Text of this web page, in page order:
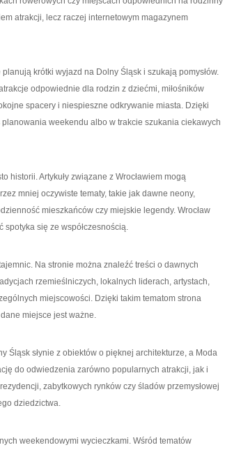
atrakcji, lecz raczej internetowym magazynem
krótki wyjazd na Dolny Śląsk i szukają pomysłów.
odpowiednie dla rodzin z dziećmi, miłośników
spacery i niespieszne odkrywanie miasta. Dzięki
weekendu albo w trakcie szukania ciekawych
historii. Artykuły związane z Wrocławiem mogą
mniej oczywiste tematy, takie jak dawne neony,
mieszkańców czy miejskie legendy. Wrocław
spotyka się ze współczesnością.
Na stronie można znaleźć treści o dawnych
rzemieślniczych, lokalnych liderach, artystach,
miejscowości. Dzięki takim tematom strona
miejsce jest ważne.
Śląsk słynie z obiektów o pięknej architekturze, a Moda
do odwiedzenia zarówno popularnych atrakcji, jak i
zabytkowych rynków czy śladów przemysłowej
dziedzictwa.
weekendowymi wycieczkami. Wśród tematów